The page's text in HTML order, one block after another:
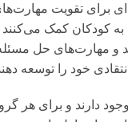
برای تقویت
کودکان کمک می‌کنند
و مهارت‌های حل
خود را توسعه
دارند و برای هر